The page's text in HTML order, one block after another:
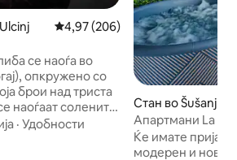
Просечна оцена: 4,97 од 5,
4,97 (206)
се наоѓа во
опкружено со
брои над триста
наоѓаат солените
птици претворен
· Удобности
Стан во Šušanj
Апартмани La Vida -Platinum->
Џакузи, сала за
Ќе имате
модерен и